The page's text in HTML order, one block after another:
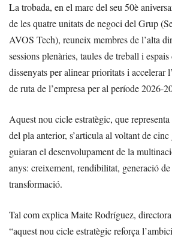
La trobada, en el marc del seu 50è
de les quatre unitats de negoci del Grup
AVOS Tech), reuneix membres de l’alta
sessions plenàries, taules de treball i
dissenyats per alinear prioritats i accelerar
de ruta de l’empresa per al període 2026-
Aquest nou cicle estratègic, que
del pla anterior, s’articula al voltant de
guiaran el desenvolupament de la
anys: creixement, rendibilitat, generació
transformació.
Tal com explica Maite Rodríguez,
“aquest nou cicle estratègic reforça